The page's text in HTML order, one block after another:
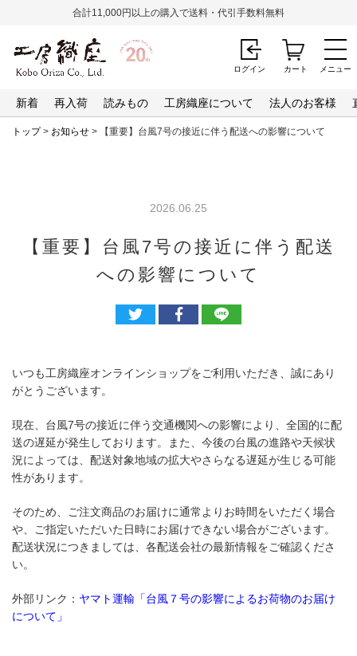
メニュー
合計11,000円以上の購入で送料・代引手数料無料
新着 再入荷 読みもの 工房織座について 法人のお客様
ログイン カート
トップ> お知らせ > 【重要】台風7号の接近に伴う配送への影響について
2026.06.25
【重要】台風7号の接近に伴う配送
への影響について
いつも工房織座オンラインショップをご利用いただき、誠にあり
がとうございます。
現在、台風7号の接近に伴う交通機関への影響により、全国的に配
送の遅延が発生しております。また、今後の台風の進路や天候状
況によっては、配送対象地域の拡大やさらなる遅延が生じる可能
性があります。
そのため、ご注文商品のお届けに通常よりお時間をいただく場合
や、ご指定いただいた日時にお届けできない場合がございます。
配送状況につきましては、各配送会社の最新情報をご確認くださ
い。
外部リンク： ヤマト運輸「台風７号の影響によるお荷物のお届け
について」